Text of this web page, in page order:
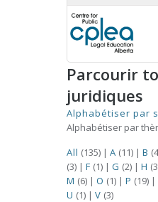
Parcourir
juridiques
Alphabétiser par
Alphabétiser par
All (135) | A (11) | B
(3) | F (1) | G (2) | H
M (6) | O (1) | P (19) |
U (1) | V (3)